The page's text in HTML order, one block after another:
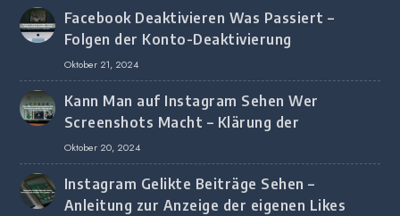
Facebook Deaktivieren Was Passiert –
Folgen der Konto-Deaktivierung
Oktober 21, 2024
Kann Man auf Instagram Sehen Wer
Screenshots Macht – Klärung der
Screenshot-Erkennung
Oktober 20, 2024
Instagram Gelikte Beiträge Sehen –
Anleitung zur Anzeige der eigenen Likes